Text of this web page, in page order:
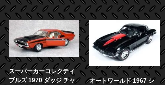
スーパーカーコレクティ
ブルズ 1970 ダッジ チャ
オートワールド 1967 シ